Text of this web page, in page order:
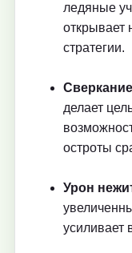
ледяные
открывает
стратегии.
делает
остроты
Урон
усиливает